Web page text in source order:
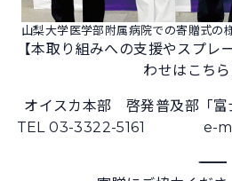
山梨大学医学部附属病院での寄贈式の
【本取り組みへの支援やスプレ
わせはこち
オイスカ本部 啓発普及部「富
TEL 03-3322-5161 e-
―――――――――――――――――――――――――――